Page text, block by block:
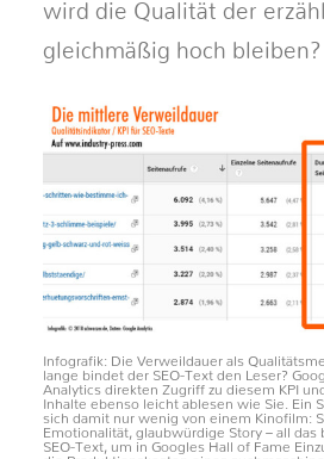
wird die Qualität der
gleichmäßig hoch bleiben?
Infografik: Die Verweildauer als
lange bindet der SEO-Text den Leser?
Analytics direkten Zugriff zu diesem KPI
Inhalte ebenso leicht ablesen wie Sie. Ein
sich damit nur wenig von einem Kinofilm:
Emotionalität, glaubwürdige Story – all das
SEO-Text, um in Googles Hall of Fame